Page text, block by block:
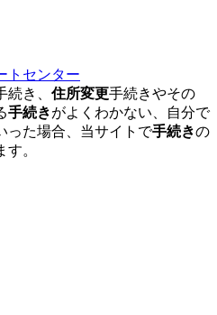
トセンター
続き、 住所変更手続きやその
手続きがよくわかない、自分で
った場合、当サイトで手続きの
。